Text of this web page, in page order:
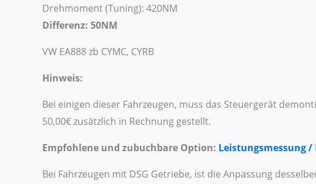
Drehmoment (Tuning): 420NM
Differenz: 50NM
VW EA888 zb CYMC, CYRB
Hinweis:
Bei einigen dieser Fahrzeugen, muss das Steuergerät
50,00€ zusätzlich in Rechnung gestellt.
Empfohlene und zubuchbare Option: Leistungsmessung
Bei Fahrzeugen mit DSG Getriebe, ist die Anpassung